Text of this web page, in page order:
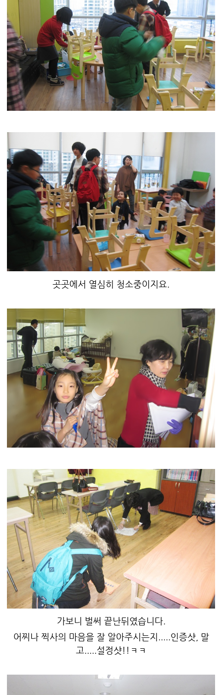
곳곳에서 열심히 청소중이지요.
가보니 벌써 끝난뒤였습니다.
어찌나 찍사의 마음을 잘 알아주시는지.....인증샷, 말
고.....설정샷!!ㅋㅋ